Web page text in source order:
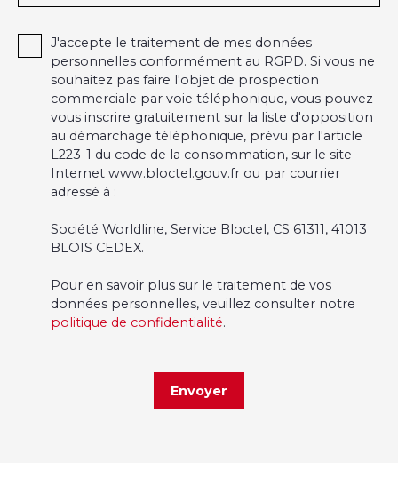
J'accepte le traitement de mes données
personnelles conformément au RGPD. Si vous ne
souhaitez pas faire l'objet de prospection
commerciale par voie téléphonique, vous pouvez
vous inscrire gratuitement sur la liste d'opposition
au démarchage téléphonique, prévu par l'article
L223-1 du code de la consommation, sur le site
Internet www.bloctel.gouv.fr ou par courrier
adressé à :
Société Worldline, Service Bloctel, CS 61311, 41013
BLOIS CEDEX.
Pour en savoir plus sur le traitement de vos
données personnelles, veuillez consulter notre
politique de confidentialité.
Envoyer